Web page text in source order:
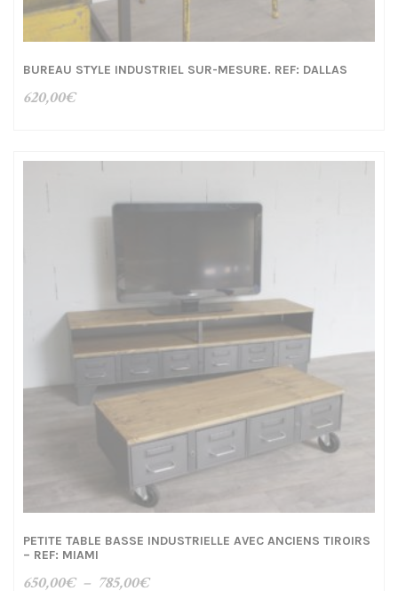
BUREAU STYLE INDUSTRIEL SUR-MESURE. REF: DALLAS
620,00€
PETITE TABLE BASSE INDUSTRIELLE AVEC ANCIENS TIROIRS
– REF: MIAMI
650,00€ – 785,00€Plage